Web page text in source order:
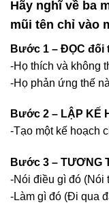
Hãy nghĩ về ba
mũi tên chỉ vào
Bước 1 – ĐỌC đối
-Họ thích và không
-Họ phản ứng thế
Bước 2 – LẬP KẾ
-Tạo một kế hoạch
Bước 3 – TƯƠNG
-Nói điều gì đó (Nói
-Làm gì đó (Đi qua